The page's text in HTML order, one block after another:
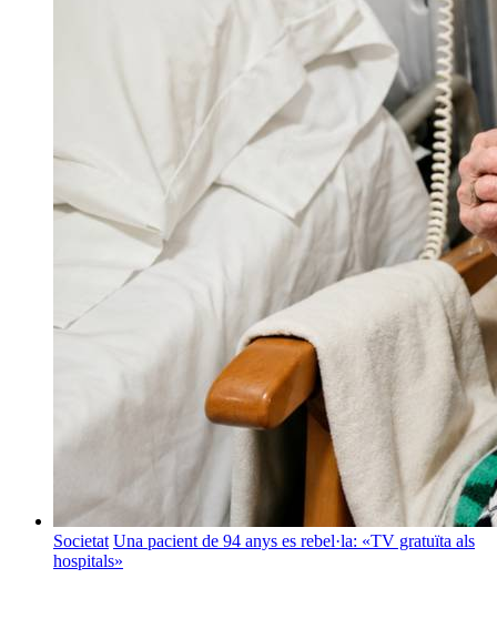
Societat Una pacient de 94 anys es rebel·la: «TV gratuïta als
hospitals»